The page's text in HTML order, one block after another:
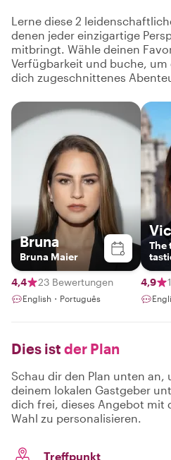
Lerne diese 2
denen jeder einzigartige
mitbringt. Wähle deinen
Verfügbarkeit und buche,
dich zugeschnittenes
Bruna
Bruna Maier
4,4 23 Bewertungen
English・Português
The
4,9
Dies ist der Plan
Schau dir den Plan unten an,
deinem lokalen Gastgeber
dich frei, dieses Angebot mit
Wahl zu personalisieren.
Treffpunkt